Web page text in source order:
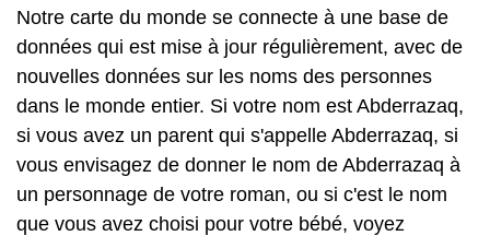
Notre carte du monde se connecte à une base de
données qui est mise à jour régulièrement, avec de
nouvelles données sur les noms des personnes
dans le monde entier. Si votre nom est Abderrazaq,
si vous avez un parent qui s'appelle Abderrazaq, si
vous envisagez de donner le nom de Abderrazaq à
un personnage de votre roman, ou si c'est le nom
que vous avez choisi pour votre bébé, voyez